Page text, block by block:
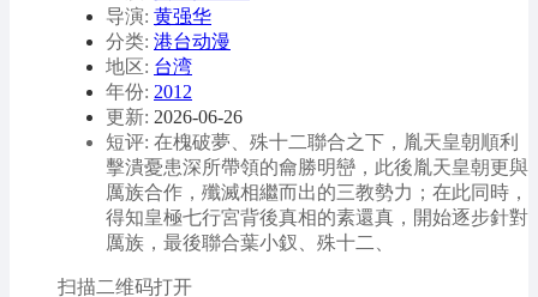
导演: 黄强华
分类: 港台动漫
地区: 台湾
年份: 2012
更新: 2026-06-26
短评: 在槐破夢、殊十二聯合之下，胤天皇朝順利
擊潰憂患深所帶領的龠勝明巒，此後胤天皇朝更與
厲族合作，殲滅相繼而出的三教勢力；在此同時，
得知皇極七行宮背後真相的素還真，開始逐步針對
厲族，最後聯合葉小釵、殊十二、
扫描二维码打开